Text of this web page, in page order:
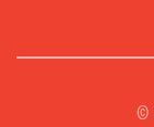
©